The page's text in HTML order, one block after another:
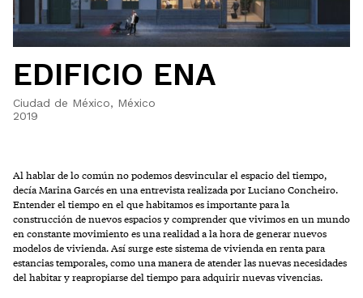
EDIFICIO ENA
Ciudad de México, México
2019
Al hablar de lo común no podemos desvincular el espacio del tiempo,
decía Marina Garcés en una entrevista realizada por Luciano Concheiro.
Entender el tiempo en el que habitamos es importante para la
construcción de nuevos espacios y comprender que vivimos en un mundo
en constante movimiento es una realidad a la hora de generar nuevos
modelos de vivienda. Así surge este sistema de vivienda en renta para
estancias temporales, como una manera de atender las nuevas necesidades
del habitar y reapropiarse del tiempo para adquirir nuevas vivencias.